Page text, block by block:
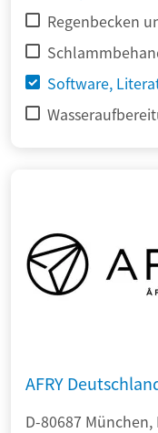
Regenbecken
Software,
AFRY
D-80687